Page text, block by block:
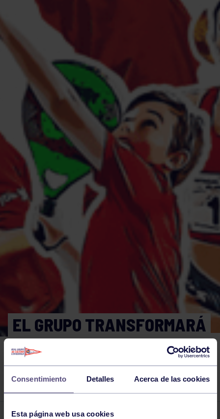
Consentimiento Detalles Acerca de las cookies
Esta página web usa cookies
EL GRUPO TRANSFORMARÁ
POR COMPLETO SU ENTRADA
CON LA NUEVA PISCINA
CLIMATIZADA.